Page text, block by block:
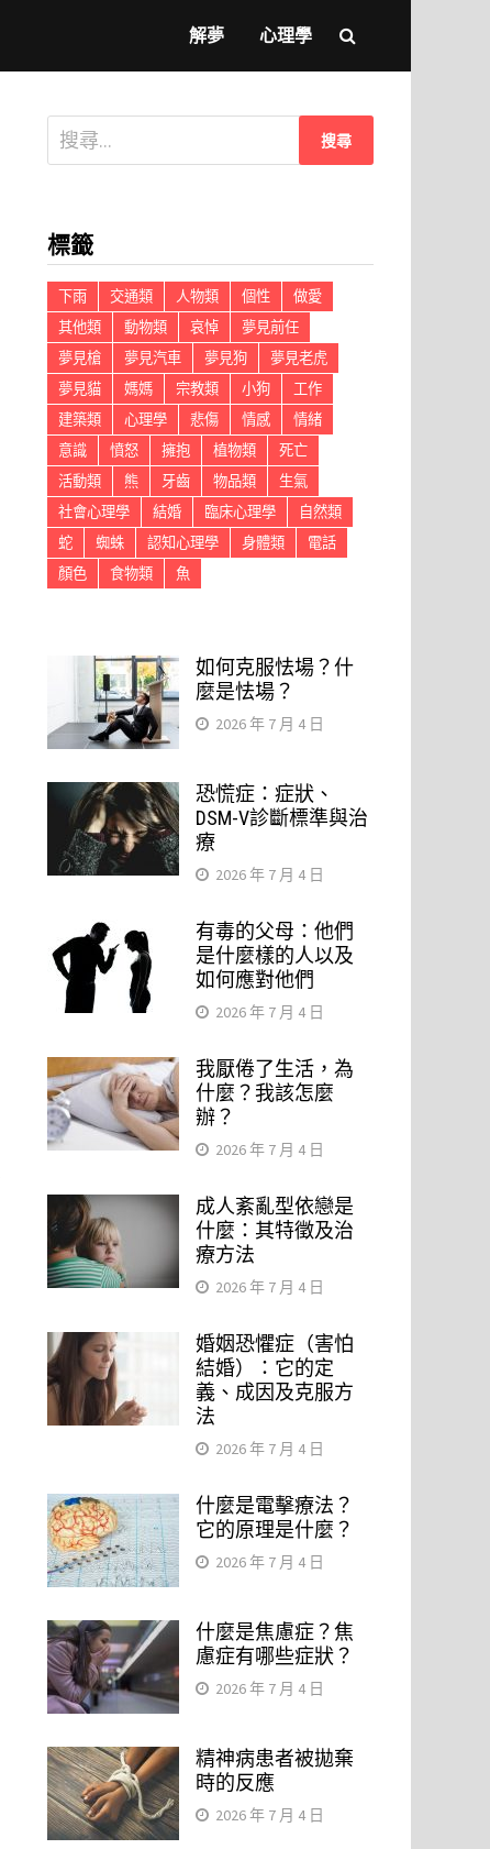
解夢 心理學
搜
尋
字:
標籤
下雨 交通類 人物類 個性
做愛
其他類
動物類 哀悼
夢見前任
夢見槍
夢見汽車 夢見狗
夢見老虎
夢見貓
媽媽 宗教類 小狗
工作
建築類
心理學 悲傷 情感
情緒
意識
憤怒 擁抱 植物類
死亡
活動類
熊 牙齒 物品類
生氣
社會心理學
結婚 臨床心理學
自然類
蛇
蜘蛛 認知心理學 身體類
電話
顏色
食物類 魚
如何克服怯場？什
麼是怯場？
2026 年 7 月 4 日
恐慌症：症狀、
DSM-V診斷標準與治
療
2026 年 7 月 4 日
有毒的父母：他們
是什麼樣的人以及
如何應對他們
2026 年 7 月 4 日
我厭倦了生活，為
什麼？我該怎麼
辦？
2026 年 7 月 4 日
成人紊亂型依戀是
什麼：其特徵及治
療方法
2026 年 7 月 4 日
婚姻恐懼症（害怕
結婚）：它的定
義、成因及克服方
法
2026 年 7 月 4 日
什麼是電擊療法？
它的原理是什麼？
2026 年 7 月 4 日
什麼是焦慮症？焦
慮症有哪些症狀？
2026 年 7 月 4 日
精神病患者被拋棄
時的反應
2026 年 7 月 4 日